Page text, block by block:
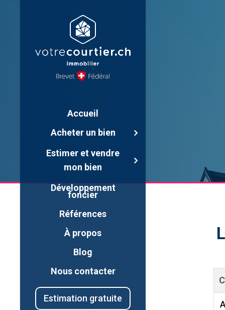
Accueil
Acheter un bien
Estimer et vendre
mon bien
Développement
foncier
Références
À propos
Blog
Nous contacter
Estimation gratuite